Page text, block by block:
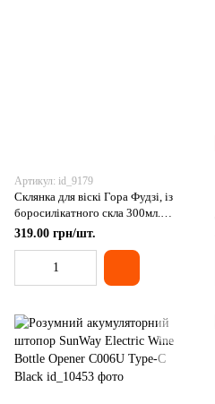
Артикул: id_9179
Склянка для віскі Гора Фудзі, із
боросилікатного скла 300мл.
Китай
319.00 грн/шт.